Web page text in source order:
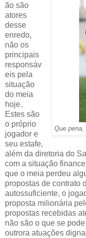
Que
ão são
atores
desse
enredo,
não os
principais
responsáv
eis pela
situação
do meia
hoje.
Estes são
o próprio
jogador e
seu estafe,
além da diretoria do
com a situação
que o meia perdeu
propostas de contrato
autossuficiente, o
proposta milionária
propostas recebidas
não são o que se
outrora atuações